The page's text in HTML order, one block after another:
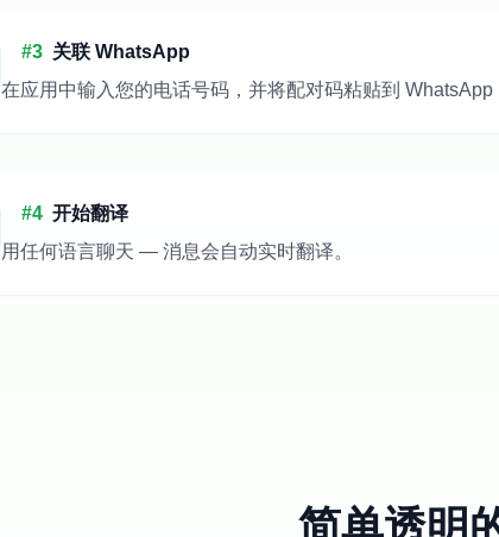
#3 关联 WhatsApp
在应用中输入您的电话号码，并将配对码粘贴到
#4 开始翻译
用任何语言聊天 — 消息会自动实时翻译。
简单透明